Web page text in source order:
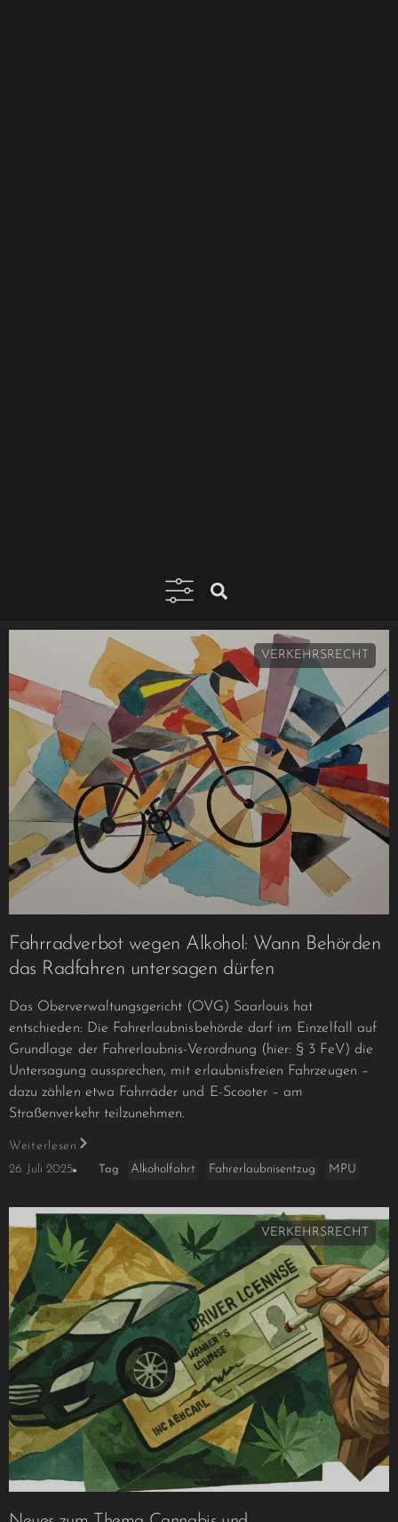
Fahrradverbot wegen Alkohol: Wann Behörden
das Radfahren untersagen dürfen
Das Oberverwaltungsgericht (OVG) Saarlouis hat
entschieden: Die Fahrerlaubnisbehörde darf im Einzelfall auf
Grundlage der Fahrerlaubnis-Verordnung (hier: § 3 FeV) die
Untersagung aussprechen, mit erlaubnisfreien Fahrzeugen –
dazu zählen etwa Fahrräder und E-Scooter – am
Straßenverkehr teilzunehmen.
Weiterlesen
26. Juli 2025
Tag Alkoholfahrt Fahrerlaubnisentzug MPU
VERKEHRSRECHT
VERKEHRSRECHT